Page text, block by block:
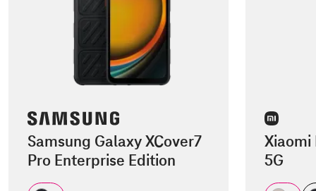
Samsung Galaxy XCover7
Pro Enterprise Edition
Xiaomi
5G